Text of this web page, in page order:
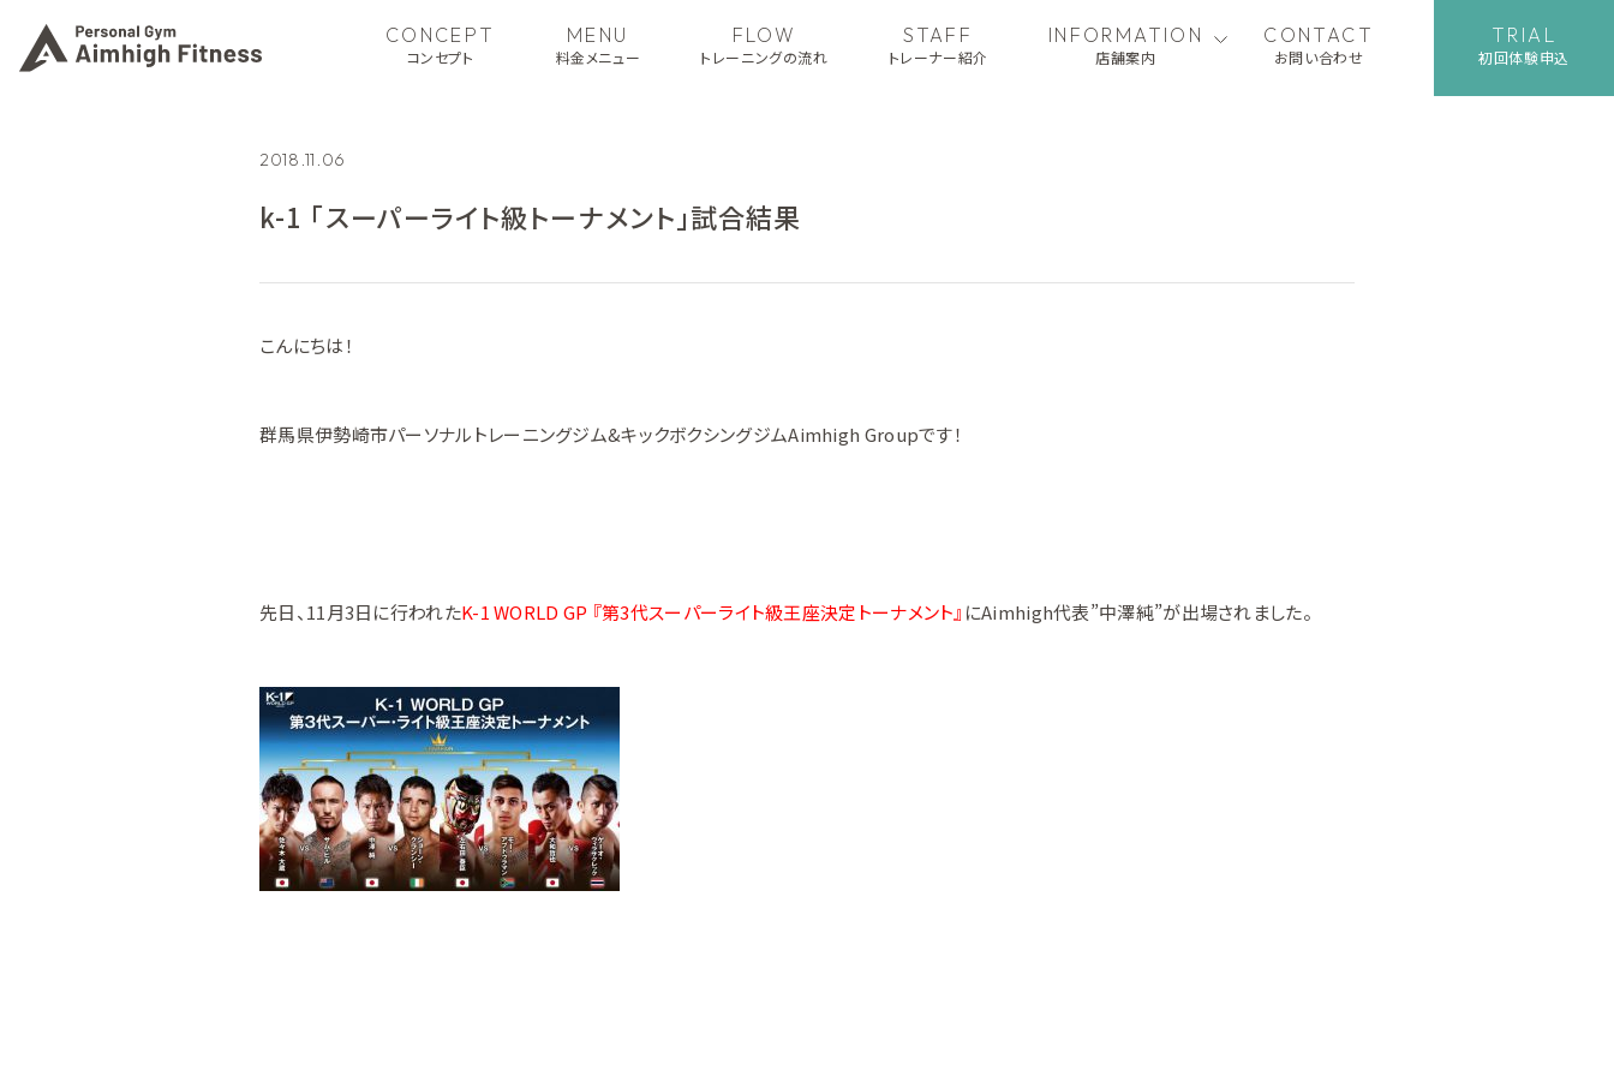
CONCEPT
コンセプト
MENU
料金メニュー
FLOW
トレーニングの流れ
STAFF
トレーナー紹介
INFORMATION
店舗案内
CONTACT
お問い合わせ
TRIAL
初回体験申込
2018.11.06
k-1 「スーパーライト級トーナメント」試合結果
こんにちは！
群馬県伊勢崎市パーソナルトレーニングジム&キックボクシングジムAimhigh Groupです！
先日、11月3日に行われたK-1 WORLD GP 『第3代スーパーライト級王座決定トーナメント』 にAimhigh代表”中澤純”が出場されました。